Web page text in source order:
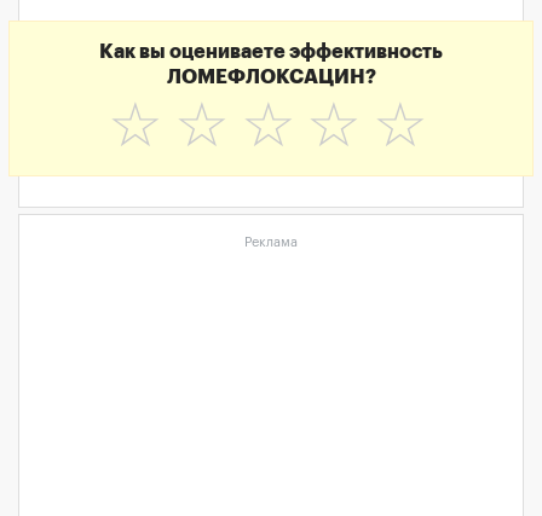
Как вы оцениваете эффективность
ЛОМЕФЛОКСАЦИН?
☆
☆
☆
☆
☆
Реклама